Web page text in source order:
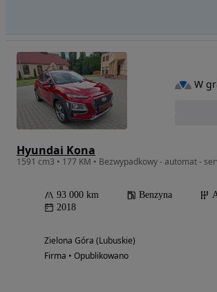
Hyundai Kona
93 000 km Benzyna
2018
Zielona Góra (Lubuskie)
Firma • Opublikowano
W